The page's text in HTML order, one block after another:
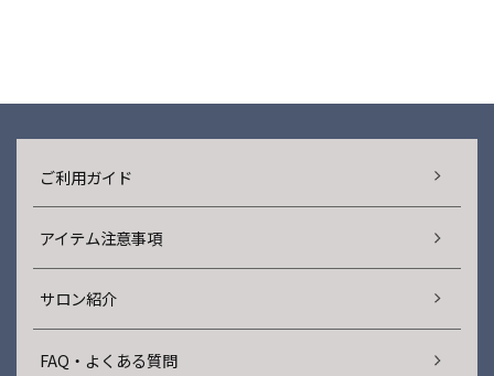
ご利用ガイド
アイテム注意事項
サロン紹介
FAQ・よくある質問